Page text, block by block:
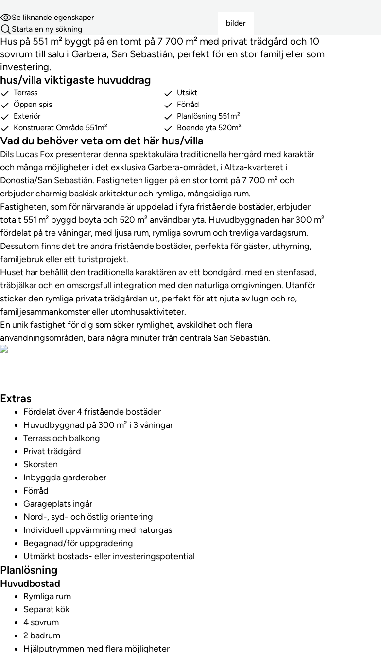
bilder
Se liknande egenskaper
Starta en ny sökning
Hus på 551 m² byggt på en tomt på 7 700 m² med privat trädgård och 10
sovrum till salu i Garbera, San Sebastián, perfekt för en stor familj eller som
investering.
hus/villa viktigaste huvuddrag
Terrass
Utsikt
Öppen spis
Förråd
Exteriör
Planlösning 551m²
Konstruerat Område 551m²
Boende yta 520m²
Vad du behöver veta om det här hus/villa
Dils Lucas Fox presenterar denna spektakulära traditionella herrgård med karaktär
och många möjligheter i det exklusiva Garbera-området, i Altza-kvarteret i
Donostia/San Sebastián. Fastigheten ligger på en stor tomt på 7 700 m² och
erbjuder charmig baskisk arkitektur och rymliga, mångsidiga rum.
Fastigheten, som för närvarande är uppdelad i fyra fristående bostäder, erbjuder
totalt 551 m² byggd boyta och 520 m² användbar yta. Huvudbyggnaden har 300 m²
fördelat på tre våningar, med ljusa rum, rymliga sovrum och trevliga vardagsrum.
Dessutom finns det tre andra fristående bostäder, perfekta för gäster, uthyrning,
familjebruk eller ett turistprojekt.
Huset har behållit den traditionella karaktären av ett bondgård, med en stenfasad,
träbjälkar och en omsorgsfull integration med den naturliga omgivningen. Utanför
sticker den rymliga privata trädgården ut, perfekt för att njuta av lugn och ro,
familjesammankomster eller utomhusaktiviteter.
En unik fastighet för dig som söker rymlighet, avskildhet och flera
användningsområden, bara några minuter från centrala San Sebastián.
Extras
Fördelat över 4 fristående bostäder
Huvudbyggnad på 300 m² i 3 våningar
Terrass och balkong
Privat trädgård
Skorsten
Inbyggda garderober
Förråd
Garageplats ingår
Nord-, syd- och östlig orientering
Individuell uppvärmning med naturgas
Begagnad/för uppgradering
Utmärkt bostads- eller investeringspotential
Planlösning
Huvudbostad
Rymliga rum
Separat kök
4 sovrum
2 badrum
Hjälputrymmen med flera möjligheter